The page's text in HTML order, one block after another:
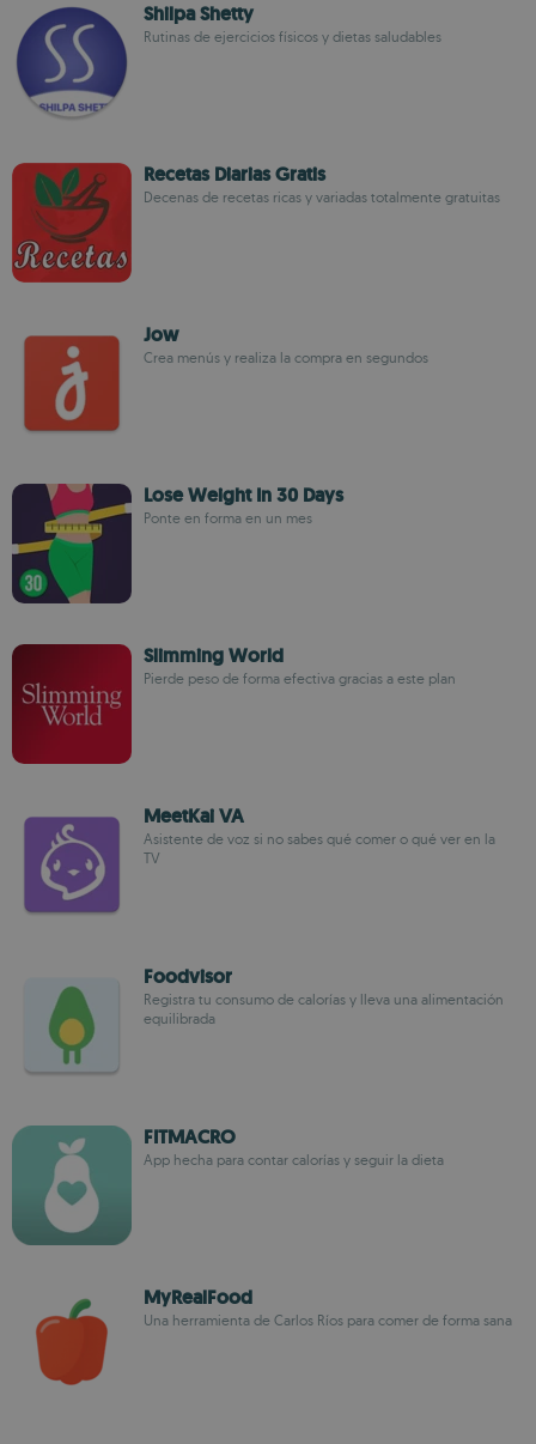
Shilpa Shetty
Rutinas de ejercicios físicos y dietas saludables
Recetas Diarias Gratis
Decenas de recetas ricas y variadas totalmente gratuitas
Jow
Crea menús y realiza la compra en segundos
Lose Weight In 30 Days
Ponte en forma en un mes
Slimming World
Pierde peso de forma efectiva gracias a este plan
MeetKai VA
Asistente de voz si no sabes qué comer o qué ver en la
TV
Foodvisor
Registra tu consumo de calorías y lleva una alimentación
equilibrada
FITMACRO
App hecha para contar calorías y seguir la dieta
MyRealFood
Una herramienta de Carlos Ríos para comer de forma sana